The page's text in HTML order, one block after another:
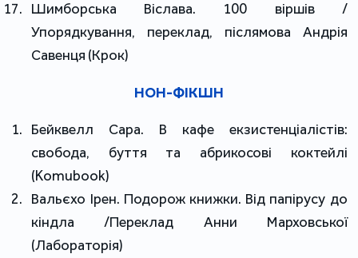
Шимборська Віслава. 100 віршів /
Упорядкування, переклад, післямова Андрія
Савенця (Крок)
НОН-ФІКШН
Бейквелл Сара. В кафе екзистенціалістів:
свобода, буття та абрикосові коктейлі
(Komubook)
Вальєхо Ірен. Подорож книжки. Від папірусу до
кіндла /Переклад Анни Марховської
(Лабораторія)